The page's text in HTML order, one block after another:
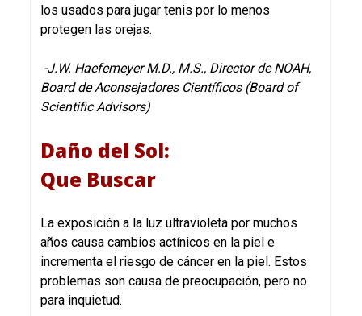
los usados para jugar tenis por lo menos
protegen las orejas.
-J.W. Haefemeyer M.D., M.S., Director de NOAH,
Board de Aconsejadores Científicos (Board of
Scientific Advisors)
Daño del Sol:
Que Buscar
La exposición a la luz ultravioleta por muchos
años causa cambios actínicos en la piel e
incrementa el riesgo de cáncer en la piel. Estos
problemas son causa de preocupación, pero no
para inquietud.